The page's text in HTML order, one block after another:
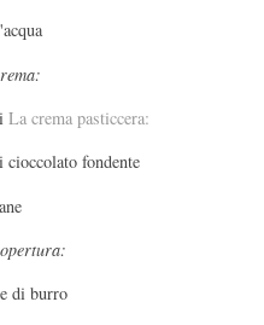
La crema pasticcera:
cioccolato fondente
di burro